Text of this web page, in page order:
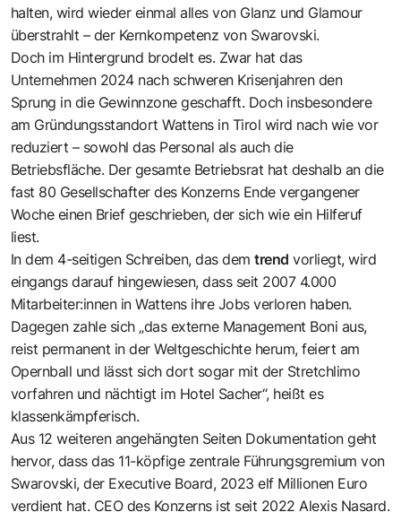
halten, wird wieder einmal alles von Glanz und Glamour
überstrahlt – der Kernkompetenz von Swarovski.
Doch im Hintergrund brodelt es. Zwar hat das
Unternehmen 2024 nach schweren Krisenjahren den
Sprung in die Gewinnzone geschafft. Doch insbesondere
am Gründungsstandort Wattens in Tirol wird nach wie vor
reduziert – sowohl das Personal als auch die
Betriebsfläche. Der gesamte Betriebsrat hat deshalb an die
fast 80 Gesellschafter des Konzerns Ende vergangener
Woche einen Brief geschrieben, der sich wie ein Hilferuf
liest.
In dem 4-seitigen Schreiben, das demtrend vorliegt, wird
eingangs darauf hingewiesen, dass seit 2007 4.000
Mitarbeiter:innen in Wattens ihre Jobs verloren haben.
Dagegen zahle sich „das externe Management Boni aus,
reist permanent in der Weltgeschichte herum, feiert am
Opernball und lässt sich dort sogar mit der Stretchlimo
vorfahren und nächtigt im Hotel Sacher“, heißt es
klassenkämpferisch.
Aus 12 weiteren angehängten Seiten Dokumentation geht
hervor, dass das 11-köpfige zentrale Führungsgremium von
Swarovski, der Executive Board, 2023 elf Millionen Euro
verdient hat. CEO des Konzerns ist seit 2022 Alexis Nasard.